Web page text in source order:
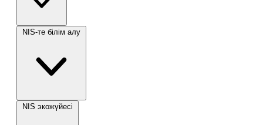
NIS-те білім алу
NIS экожүйесі